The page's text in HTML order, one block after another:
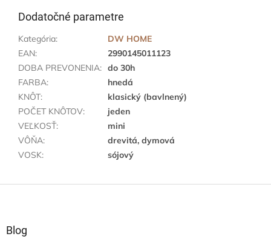
Dodatočné parametre
Kategória:
DW HOME
EAN:
2990145011123
DOBA PREVONENIA: do 30h
FARBA:
hnedá
KNÔT:
klasický (bavlnený)
POČET KNÔTOV:
jeden
VEĽKOSŤ:
mini
VÔŇA:
drevitá, dymová
VOSK: sójový
Blog